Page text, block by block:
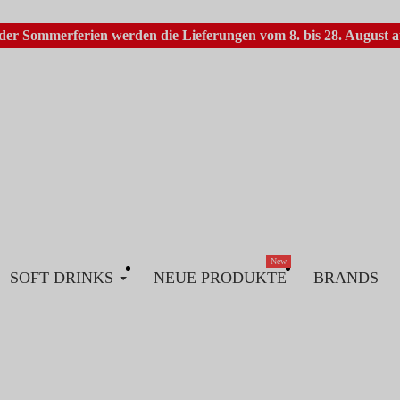
Sommerferien werden die Lieferungen vom 8. bis 28. August
SOFT DRINKS NEUE PRODUKTE
New
BRANDS